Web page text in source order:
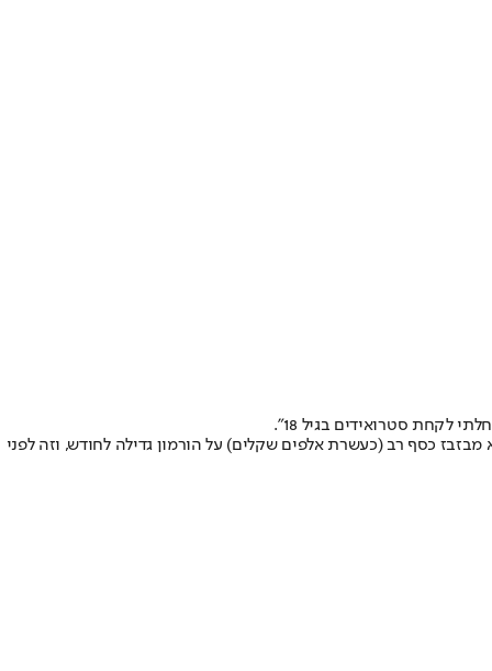
לקחת סטרואידים בגיל 18".
מבזבז כסף רב (כעשרת אלפים שקלים) על הורמון גדילה לחודש, וזה לפני